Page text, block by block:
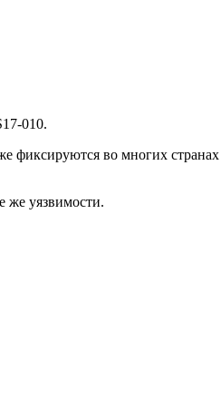
010.
фиксируются во многих
же уязвимости.